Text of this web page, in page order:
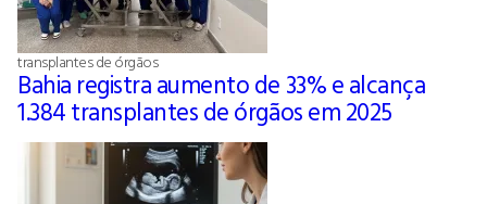
transplantes de órgãos
Bahia registra aumento de 33% e alcança
1.384 transplantes de órgãos em 2025